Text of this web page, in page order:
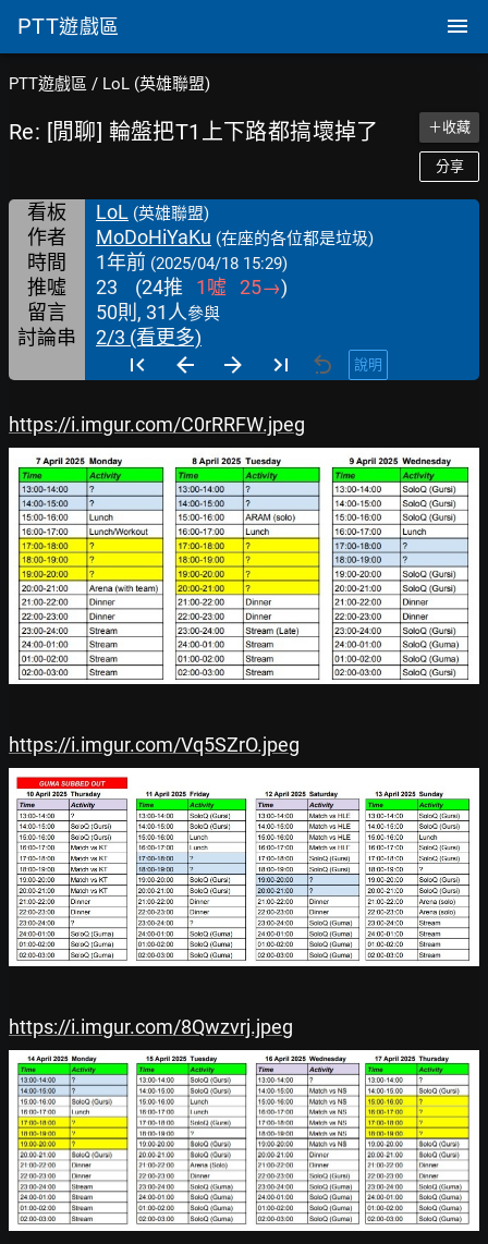
PTT遊戲區
PTT遊戲區 / LoL (英雄聯盟)
Re: [閒聊] 輪盤把T1上下路都搞壞掉了 ＋收藏
分享
看板 LoL (英雄聯盟)
作者 MoDoHiYaKu (在座的各位都是垃圾)
時間 1年前 (2025/04/18 15:29)
推噓 23 (24推 1噓 25→)
留言
50則, 31人參與
討論串 2/3 (看更多)
說明
https://i.imgur.com/C0rRRFW.jpeg
https://i.imgur.com/Vq5SZrO.jpeg
https://i.imgur.com/8Qwzvrj.jpeg